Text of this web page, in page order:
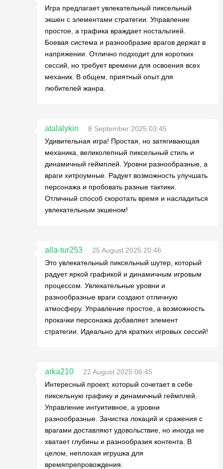
Игра предлагает увлекательный пиксельный
экшен с элементами стратегии. Управление
простое, а графика враждает ностальгией.
Боевая система и разнообразие врагов держат в
напряжении. Отлично подходит для коротких
сессий, но требует времени для освоения всех
механик. В общем, приятный опыт для
любителей жанра.
atalalykin
8 September 2025 03:45
Удивительная игра! Простая, но затягивающая
механика, великолепный пиксельный стиль и
динамичный геймплей. Уровни разнообразные, а
враги хитроумные. Радует возможность улучшать
персонажа и пробовать разные тактики.
Отличный способ скоротать время и насладиться
увлекательным экшеном!
alla-tur253
25 August 2025 20:46
Это увлекательный пиксельный шутер, который
радует яркой графикой и динамичным игровым
процессом. Увлекательные уровни и
разнообразные враги создают отличную
атмосферу. Управление простое, а возможность
прокачки персонажа добавляет элемент
стратегии. Идеально для кратких игровых сессий!
arka210
22 August 2025 06:45
Интересный проект, который сочетает в себе
пиксельную графику и динамичный геймплей.
Управление интуитивное, а уровни
разнообразные. Зачистка локаций и сражения с
врагами доставляют удовольствие, но иногда не
хватает глубины и разнообразия контента. В
целом, неплохая игрушка для
времяпрепровождения.